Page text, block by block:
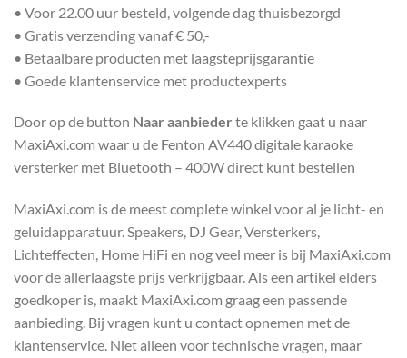
• Voor 22.00 uur besteld, volgende dag thuisbezorgd
• Gratis verzending vanaf € 50,-
• Betaalbare producten met laagsteprijsgarantie
• Goede klantenservice met productexperts
Door op de button Naar aanbieder te klikken gaat u naar
MaxiAxi.com waar u de Fenton AV440 digitale karaoke
versterker met Bluetooth – 400W direct kunt bestellen
MaxiAxi.com is de meest complete winkel voor al je licht- en
geluidapparatuur. Speakers, DJ Gear, Versterkers,
Lichteffecten, Home HiFi en nog veel meer is bij MaxiAxi.com
voor de allerlaagste prijs verkrijgbaar. Als een artikel elders
goedkoper is, maakt MaxiAxi.com graag een passende
aanbieding. Bij vragen kunt u contact opnemen met de
klantenservice. Niet alleen voor technische vragen, maar